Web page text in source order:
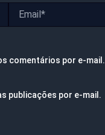
comentários por e-mail.
publicações por e-mail.